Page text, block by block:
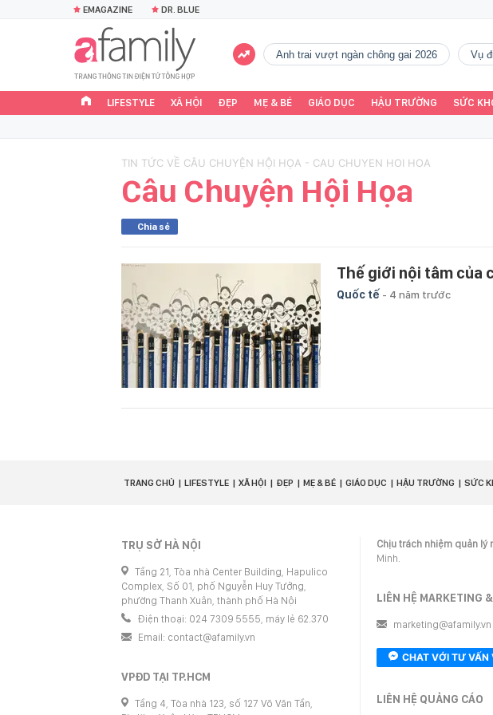
EMAGAZINE DR. BLUE
Anh trai vượt ngàn chông gai 2026 vụ
LIFESTYLE XÃ HỘI ĐẸP MẸ & BÉ GIÁO DỤC HẬU TRƯỜNG SỨC
TIN TỨC VỀ CÂU CHUYỆN HỘI HỌA - CAU CHUYEN HOI HOA
Câu Chuyện Hội Họa
Chia sẻ
Thế giới nội tâm của
Quốc tế - 4 năm trước
TRANG CHỦ LIFESTYLE XÃ HỘI ĐẸP MẸ & BÉ GIÁO DỤC HẬU TRƯỜNG SỨC
TRỤ SỞ HÀ NỘI
Tầng 21, Tòa nhà Center Building, Hapulico
Complex, Số 01, phố Nguyễn Huy Tưởng,
phường Thanh Xuân, thành phố Hà Nội
Điện thoại: 024 7309 5555, máy lẻ 62.370
Email: contact@afamily.vn
VPĐD TẠI TP.HCM
Tầng 4, Tòa nhà 123, số 127 Võ Văn Tần,
Chịu trách nhiệm quản lý
Minh.
LIÊN HỆ MARKETING
marketing@afamily.vn
CHAT VỚI TƯ VẤN
LIÊN HỆ QUẢNG CÁO